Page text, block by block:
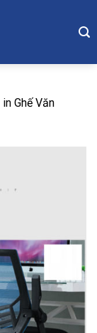
in Ghế Văn